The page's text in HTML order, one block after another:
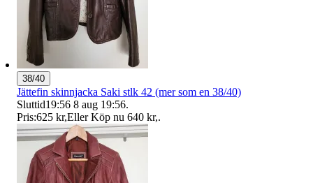
38/40
Jättefin skinnjacka Saki stlk 42 (mer som en 38/40)
Sluttid19:56 8 aug 19:56.
Pris:625 kr,Eller Köp nu 640 kr,.